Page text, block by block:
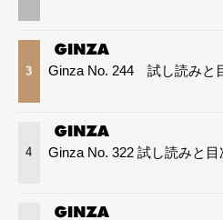
3 Ginza No. 244 試し読みと
4 Ginza No. 322 試し読みと目